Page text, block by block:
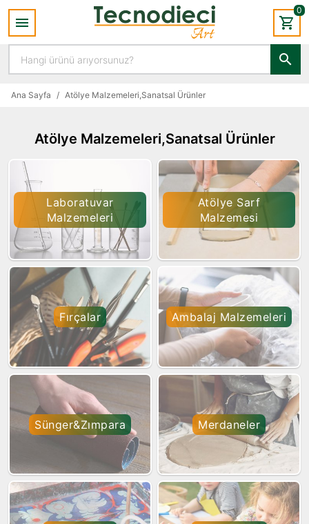
0
Ana Sayfa / Atölye Malzemeleri,Sanatsal Ürünler
Atölye Malzemeleri,Sanatsal Ürünler
Laboratuvar
Malzemeleri
Atölye Sarf
Malzemesi
Fırçalar Ambalaj Malzemeleri
Sünger&Zımpara Merdaneler